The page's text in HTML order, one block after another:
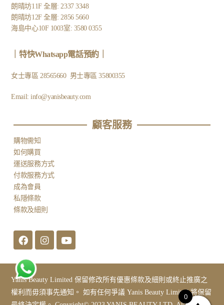
朗晴坊11F 全層: 2337 3348
朗晴坊12F 全層: 2856 5660
海島中心10F 1003室: 3580 0355
特快Whatsapp電話預約｜
女士專區28565660 男士專區35800355
Email:info@yanisbeauty.com
顧客服務​
購物需知
如何購買
運送服務方式
付款服務方式
成為會員
私隱條款
條款及細則
Yanis Beauty Limited 保留修改所有優惠條款及細則或終止推廣之
權利而毋須事先通知。 如有任何爭議 Yanis Beauty Limited 將保留
0